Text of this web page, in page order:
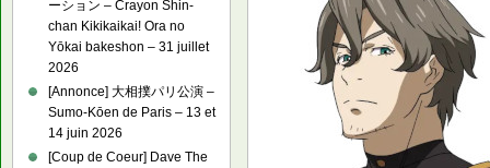
ーション – Crayon Shin-
chan Kikikaikai! Ora no
Yōkai bakeshon – 31 juillet
2026
[Annonce] 大相撲パリ公演 –
Sumo-Kōen de Paris – 13 et
14 juin 2026
[Coup de Coeur] Dave The